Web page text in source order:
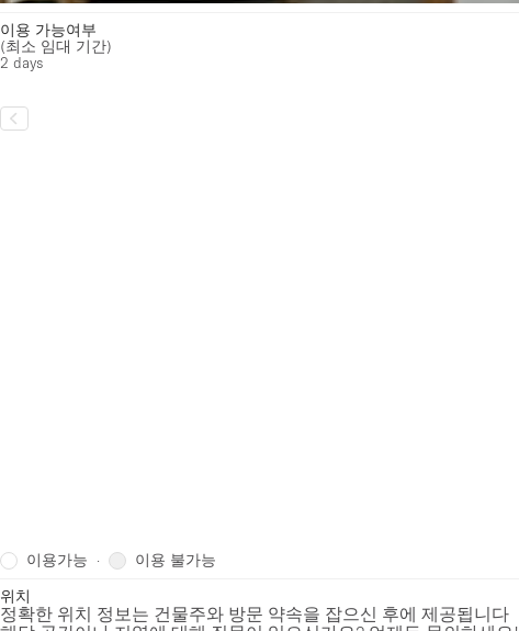
이용 가능여부
(최소 임대 기간)
2 days
이용가능 · 이용 불가능
위치
정확한 위치 정보는 건물주와 방문 약속을 잡으신 후에 제공됩니다